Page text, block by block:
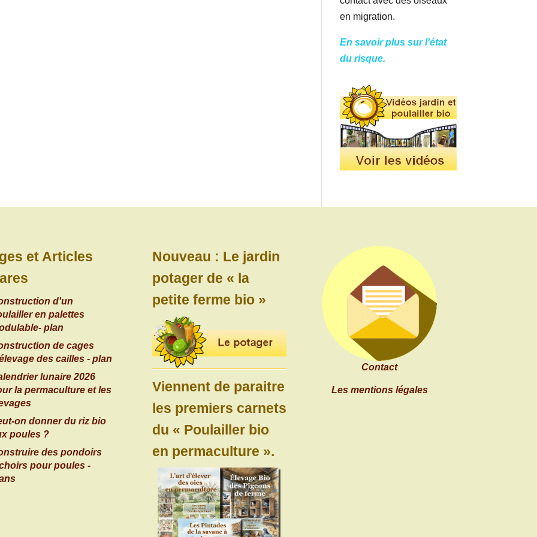
en migration.
En savoir plus sur l'état
du risque.
et Articles
d'un
en palettes
plan
de cages
des cailles - plan
lunaire 2026
la permaculture et les
on donner du riz bio
poules ?
des pondoirs
pour poules -
Nouveau : Le jardin
potager de « la
petite ferme bio »
Viennent de paraitre
les premiers carnets
du « Poulailler bio
en permaculture ».
Contact
Les mentions légales